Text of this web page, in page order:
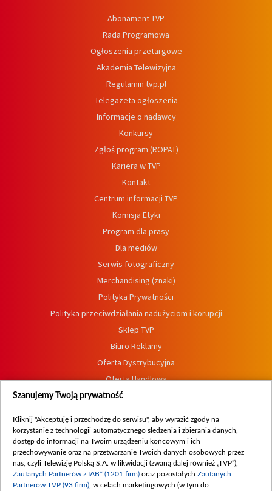
Abonament TVP
Rada Programowa
Ogłoszenia przetargowe
Akademia Telewizyjna
Regulamin tvp.pl
Telegazeta ogłoszenia
Informacje o nadawcy
Konkursy
Zgłoś program (ROPAT)
Kariera w TVP
Kontakt
Centrum informacji TVP
Komisja Etyki
Program dla prasy
Dla mediów
Serwis fotograficzny
Merchandising (znaki)
Polityka Prywatności
Polityka przeciwdziałania nadużyciom i korupcji
Sklep TVP
Biuro Reklamy
Oferta Dystrybucyjna
Oferta Handlowa
Dostępność
Procedura zgłoszeń wewnętrznych
Szanujemy Twoją prywatność
Kliknij "Akceptuję i przechodzę do serwisu", aby wyrazić zgody na
korzystanie z technologii automatycznego śledzenia i zbierania danych,
dostęp do informacji na Twoim urządzeniu końcowym i ich
przechowywanie oraz na przetwarzanie Twoich danych osobowych przez
nas, czyli Telewizję Polską S.A. w likwidacji (zwaną dalej również „TVP”),
Zaufanych Partnerów z IAB* (1201 firm) oraz pozostałych Zaufanych
Partnerów TVP (93 firm) , w celach marketingowych (w tym do